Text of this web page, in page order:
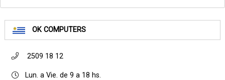
OK COMPUTERS
2509 18 12
Lun. a Vie. de 9 a 18 hs.